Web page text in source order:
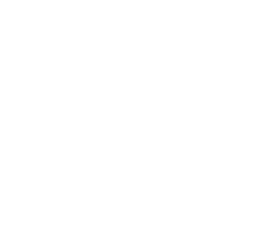
cambios legislativos». «Es
realicen en el seno de la
es necesario seguir
En este sentido, ha
personas, «cada uno desde
contra las desigualdades
entre partidos políticos,
empresariales para que se